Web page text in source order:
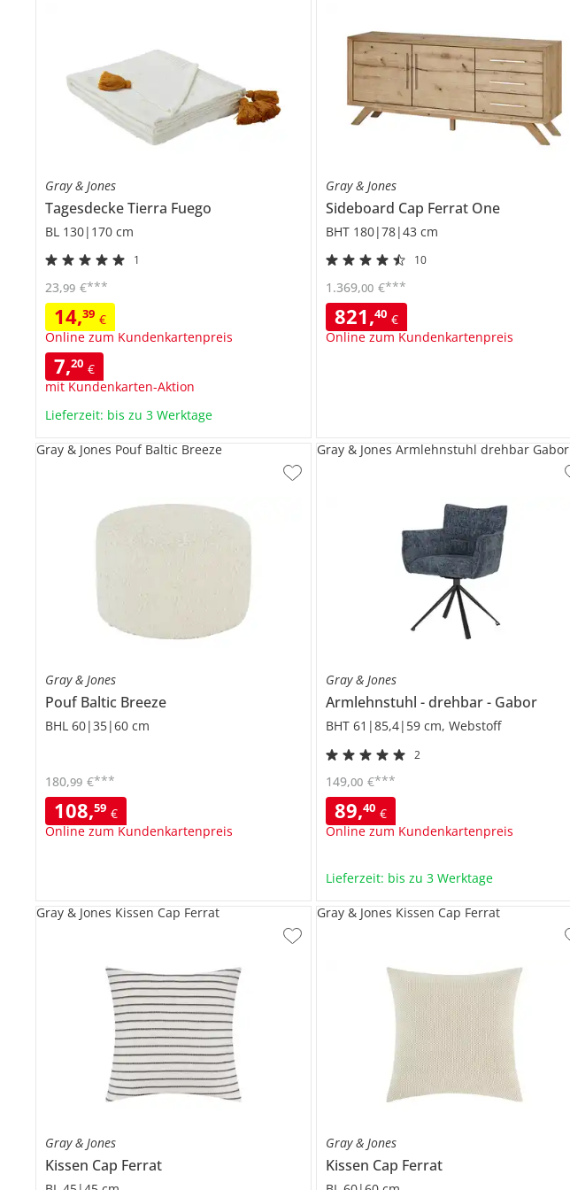
Gray & Jones
TagesdeckeTierra Fuego
BL 130|170 cm
1
14,39 €
Online zum Kundenkartenpreis
23,99 €***
7,20 €
mit Kundenkarten-Aktion
Lieferzeit: bis zu 3 Werktage
Gray & Jones
Sideboard Cap Ferrat One
BHT 180|78|43 cm
10
821,40 €
Online zum Kundenkartenpreis
1.369,00 €***
Gray & Jones
PoufBaltic Breeze
BHL 60|35|60 cm
108,59 €
Online zum Kundenkartenpreis
180,99 €***
Gray & Jones Pouf Baltic Breeze
Gray & Jones
Armlehnstuhl drehbar Gabor
BHT 61|85,4|59 cm, Webstoff
2
89,40 €
Online zum Kundenkartenpreis
149,00 €***
Gray & Jones Armlehnstuhl drehbar Gabor
Lieferzeit: bis zu 3 Werktage
Gray & Jones
Kissen Cap Ferrat
Gray & Jones Kissen Cap Ferrat
Gray & Jones
Kissen Cap Ferrat
Gray & Jones Kissen Cap Ferrat